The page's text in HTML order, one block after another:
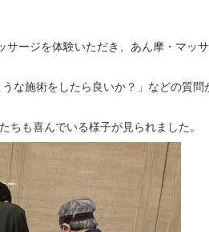
ージを体験いただき、あん摩・マッ
な施術をしたら良いか？」などの質問
も喜んでいる様子が見られました。